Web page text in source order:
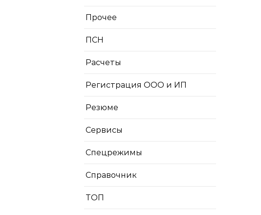
Прочее
ПСН
Расчеты
Регистрация ООО и ИП
Резюме
Сервисы
Спецрежимы
Справочник
ТОП